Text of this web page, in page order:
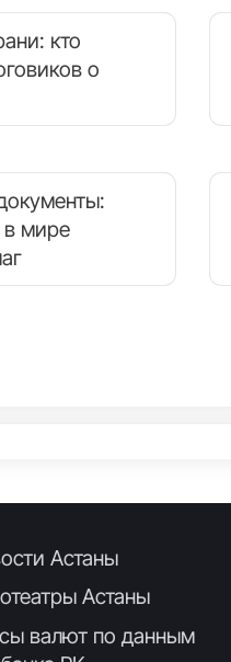
кто
о
мире
Астаны
Астаны
валют по данным